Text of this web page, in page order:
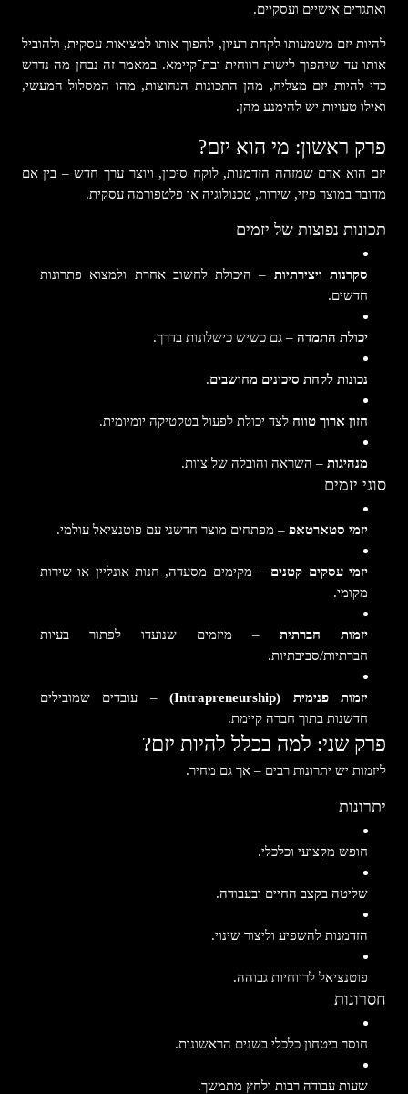
ואתגרים אישיים ועסקיים.
להיות יזם משמעותו לקחת רעיון, להפוך אותו למציאות עסקית, ולהוביל
אותו עד שיהפוך לישות רווחית ובת־קיימא. במאמר זה נבחן מה נדרש
כדי להיות יזם מצליח, מהן התכונות הנחוצות, מהו המסלול המעשי,
ואילו טעויות יש להימנע מהן.
פרק ראשון: מי הוא יזם?
יזם הוא אדם שמזהה הזדמנות, לוקח סיכון, ויוצר ערך חדש – בין אם
מדובר במוצר פיזי, שירות, טכנולוגיה או פלטפורמה עסקית.
תכונות נפוצות של יזמים
סקרנות ויצירתיות – היכולת לחשוב אחרת ולמצוא פתרונות
חדשים.
יכולת התמדה– גם כשיש כישלונות בדרך.
נכונות לקחת סיכונים מחושבים.
חזון ארוך טווח לצד יכולת לפעול בטקטיקה יומיומית.
מנהיגות– השראה והובלה של צוות.
סוגי יזמים
יזמי סטארטאפ– מפתחים מוצר חדשני עם פוטנציאל עולמי.
יזמי עסקים קטנים – מקימים מסעדה, חנות אונליין או שירות
מקומי.
יזמות חברתית– מיזמים שנועדו לפתור בעיות
חברתיות/סביבתיות.
יזמות פנימית (Intrapreneurship)
– עובדים שמובילים
חדשנות בתוך חברה קיימת.
פרק שני: למה בכלל להיות יזם?
ליזמות יש יתרונות רבים – אך גם מחיר.
יתרונות
חופש מקצועי וכלכלי.
שליטה בקצב החיים ובעבודה.
הזדמנות להשפיע וליצור שינוי.
פוטנציאל לרווחיות גבוהה.
חסרונות
חוסר ביטחון כלכלי בשנים הראשונות.
שעות עבודה רבות ולחץ מתמשך.